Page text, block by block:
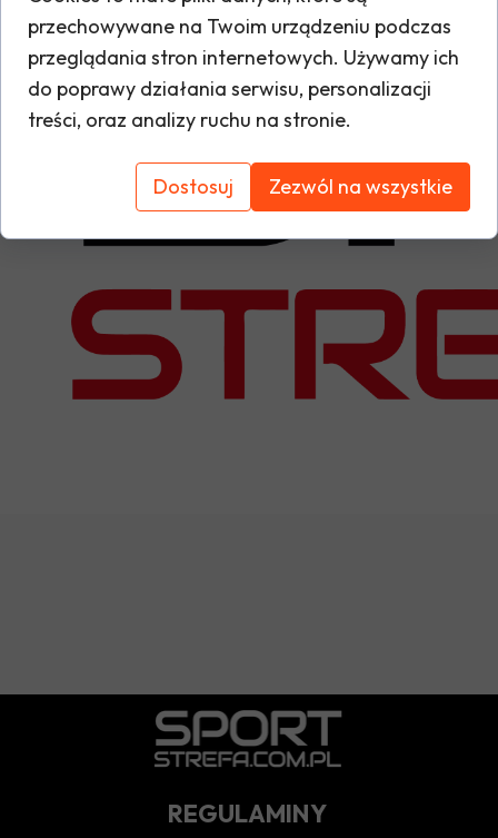
REGULAMINY
przechowywane na Twoim urządzeniu podczas
przeglądania stron internetowych. Używamy ich
do poprawy działania serwisu, personalizacji
treści, oraz analizy ruchu na stronie.
Dostosuj Zezwól na wszystkie